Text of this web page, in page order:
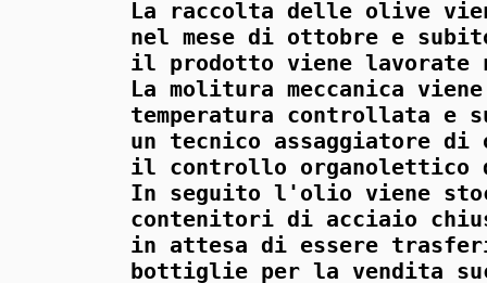
La raccolta delle olive
nel mese di ottobre e
il prodotto viene lavorate
La molitura meccanica
temperatura controllata e
un tecnico assaggiatore
il controllo organolettico
In seguito l'olio viene
contenitori di acciaio
in attesa di essere
bottiglie per la vendita